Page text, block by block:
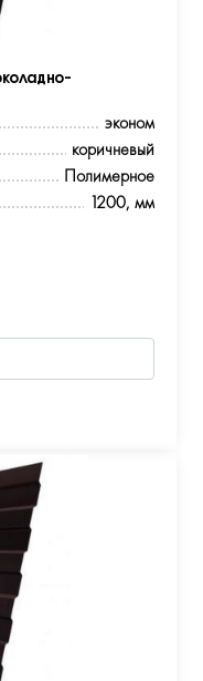
эконом
коричневый
Полимерное
1200, мм